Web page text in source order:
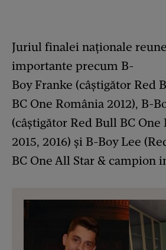
Juriul finalei naționale
importante precum B-
Boy Franke (câștigător Red
BC One România 2012), B-
(câștigător Red Bull BC One
2015, 2016) și B-Boy Lee
BC One All Star & campion